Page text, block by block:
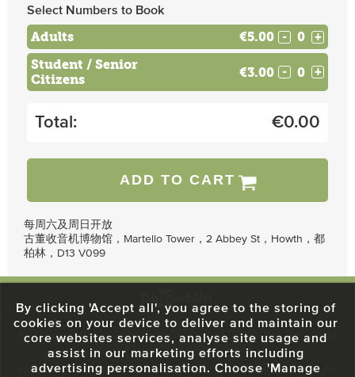
Select Numbers to Book
Adults €5.00 - +
Student / Senior
Citizens
€3.00 - +
Total: €0.00
ADD TO CART
每周六及周日开放
古董收音机博物馆，Martello Tower，2 Abbey St，Howth，都
柏林，D13 V099
59 O'Connell Street Upper, North City, Dublin 1, D01 RX04 Call:+353 1
703 3024
Email: info@dodublin.ie
We've been entertaining visitors to our town since 1988. We're part of the
By clicking 'Accept all', you agree to the storing of
cookies on your device to deliver and maintain our
core websites services, analyse site usage and
assist in our marketing efforts including
advertising personalisation. Choose 'Manage